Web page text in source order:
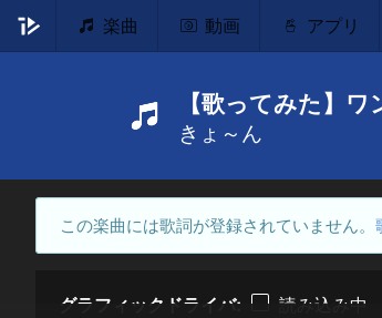
楽曲 動画 アプリ
【歌ってみた】
きょ～ん
この楽曲には歌詞が登録されていません。
グラフィックドライバ
読み込み中